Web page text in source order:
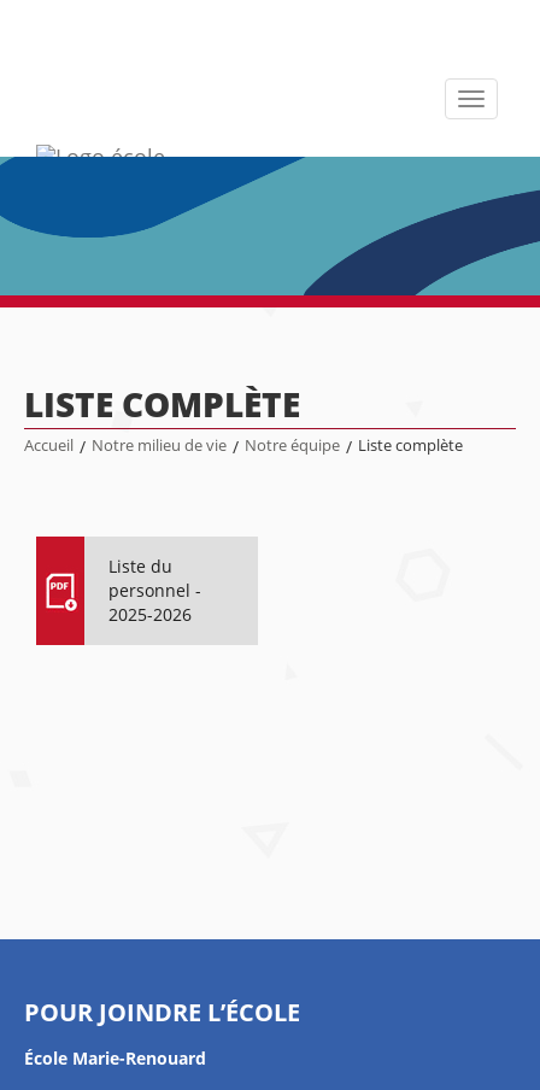
Toggle
LISTE COMPLÈTE
Accueil / Notre milieu de vie / Notre équipe / Liste complète
Liste du
personnel -
2025-2026
POUR JOINDRE L’ÉCOLE
École Marie-Renouard